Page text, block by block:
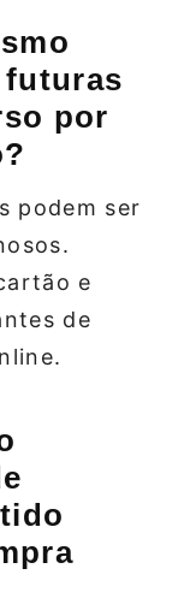
futuras
por
podem ser
e
de